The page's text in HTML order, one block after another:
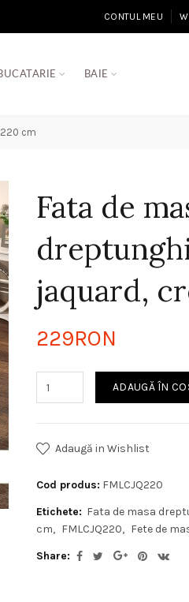
CONTUL MEU
BAIE
cm
Fata de
jaquard,
229RON
ADAUGĂ ÎN
Adaugă in Wishlist
Cod produs: FMLCJQ220
Etichete: Fata de masa
cm
FMLCJQ220
Fete de
Share: